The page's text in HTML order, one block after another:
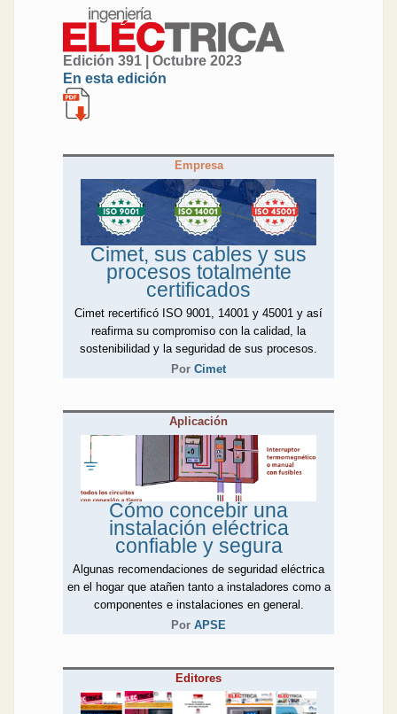
Edición 391 | Octubre 2023
En esta edición
Empresa
Cimet, sus cables y sus
procesos totalmente
certificados
Cimet recertificó ISO 9001, 14001 y 45001 y así
reafirma su compromiso con la calidad, la
sostenibilidad y la seguridad de sus procesos.
Por Cimet
Aplicación
Cómo concebir una
instalación eléctrica
confiable y segura
Algunas recomendaciones de seguridad eléctrica
en el hogar que atañen tanto a instaladores como a
componentes e instalaciones en general.
Por APSE
Editores